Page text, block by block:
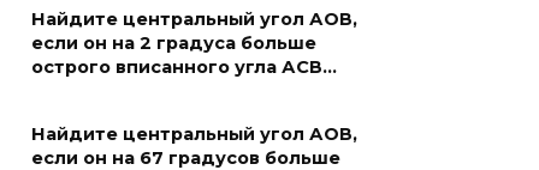
Найдите центральный угол АОВ,
если он на 2 градуса больше
острого вписанного угла АСВ…
Найдите центральный угол АОВ,
если он на 67 градусов больше